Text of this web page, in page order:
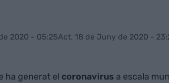
2020 - 05:25Act. 18 de Juny de 2020 -
ha generat el coronavirus a escala